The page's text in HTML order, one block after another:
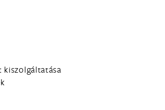
kiszolgáltatása